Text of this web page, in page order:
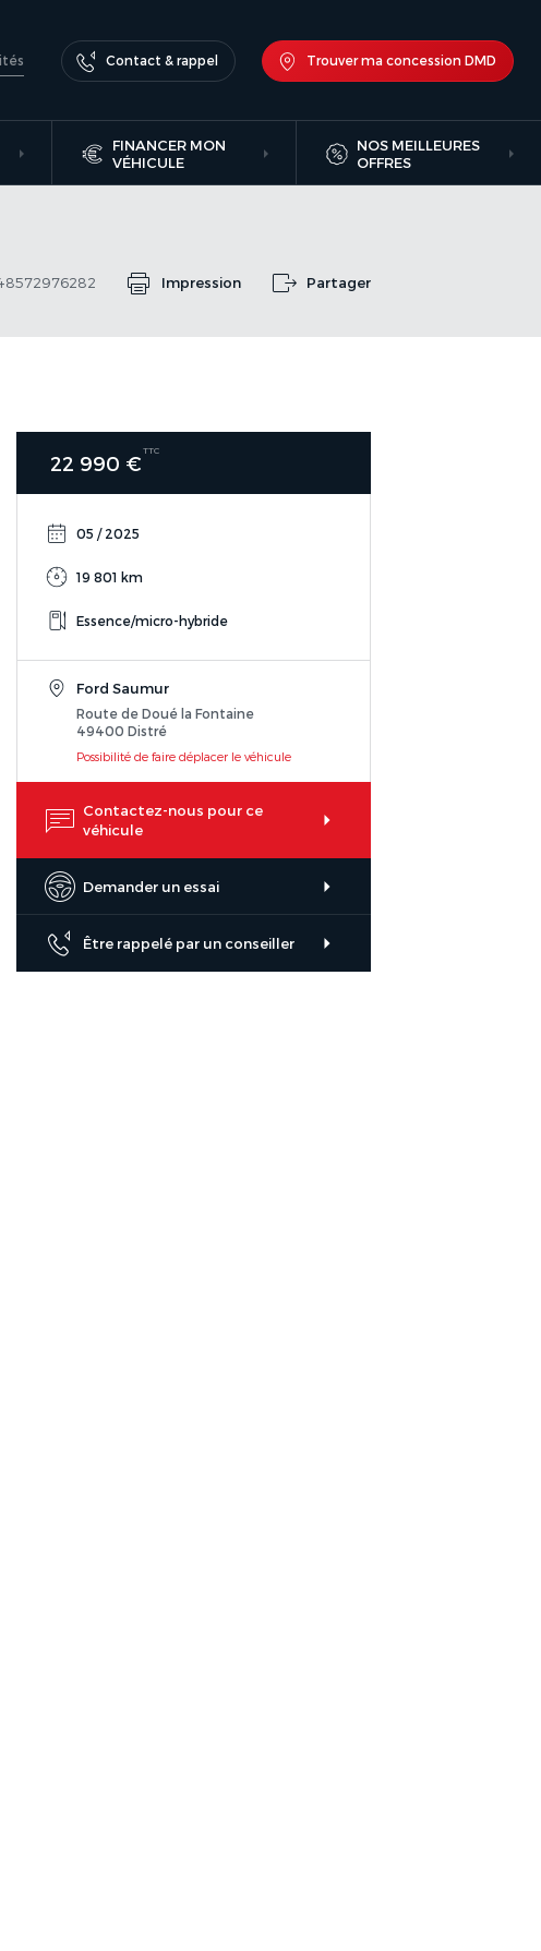
Contact & rappel Trouver ma concession DMD
FINANCER MON
VÉHICULE
NOS MEILLEURES
OFFRES
Impression Partager
22 990 €
TTC
05 / 2025
19 801 km
Essence/micro-hybride
Ford Saumur
Route de Doué la Fontaine
49400 Distré
Possibilité de faire déplacer le véhicule
Contactez-nous pour ce
véhicule
Demander un essai
Être rappelé par un conseiller